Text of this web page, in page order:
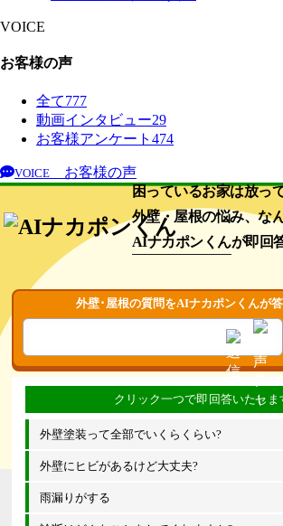
VOICE
お客様の声
全て777
動画インタビュー29
お客様アンケート 474
VOICE
お客様の声
困っているお家は放っ
外壁・屋根の悩み、な
AIナカポンくんが即回
外壁･屋根の質問をAIナカポンくんが答
外壁塗装って全部でいくらくらい?
外壁にヒビがあるけど大丈夫?
雨漏りがする